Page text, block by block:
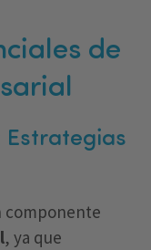
de
Estrategias
componente
, ya que